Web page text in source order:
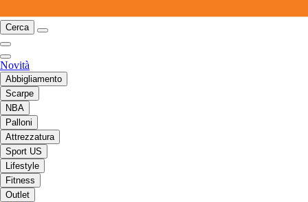
Cerca
Novità
Abbigliamento
Scarpe
NBA
Palloni
Attrezzatura
Sport US
Lifestyle
Fitness
Outlet